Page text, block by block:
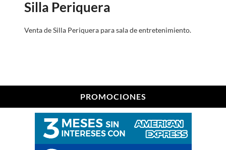
PROMOCIONES
Silla Periquera
Venta de Silla Periquera para sala de entretenimiento.